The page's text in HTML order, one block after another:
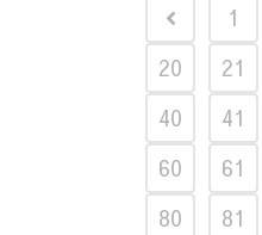
1
20
21
40
41
60
61
80
81